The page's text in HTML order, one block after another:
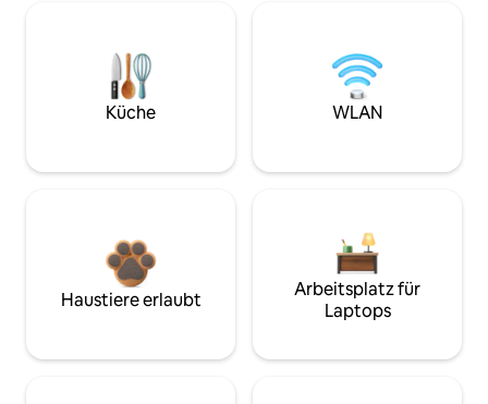
Küche WLAN
Haustiere erlaubt
Arbeitsplatz für
Laptops